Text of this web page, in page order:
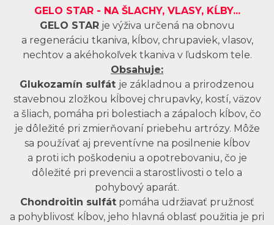
GELO STAR - NA ŠLACHY, VLASY, KĹBY...
GELO STARje výživa určená na obnovu
a regeneráciu tkaniva, kĺbov, chrupaviek, vlasov,
nechtov a akéhokoľvek tkaniva v ľudskom tele.
Obsahuje:
Glukozamín sulfát je základnou a prirodzenou
stavebnou zložkou kĺbovej chrupavky, kostí, väzov
a šliach, pomáha pri bolestiach a zápaloch kĺbov, čo
je dôležité pri zmierňovaní priebehu artrózy. Môže
sa používať aj preventívne na posilnenie kĺbov
a proti ich poškodeniu a opotrebovaniu, čo je
dôležité pri prevencii a starostlivosti o telo a
pohybový aparát.
Chondroitin sulfátpomáha udržiavať pružnosť
a pohyblivosť kĺbov, jeho hlavná oblasť použitia je pri